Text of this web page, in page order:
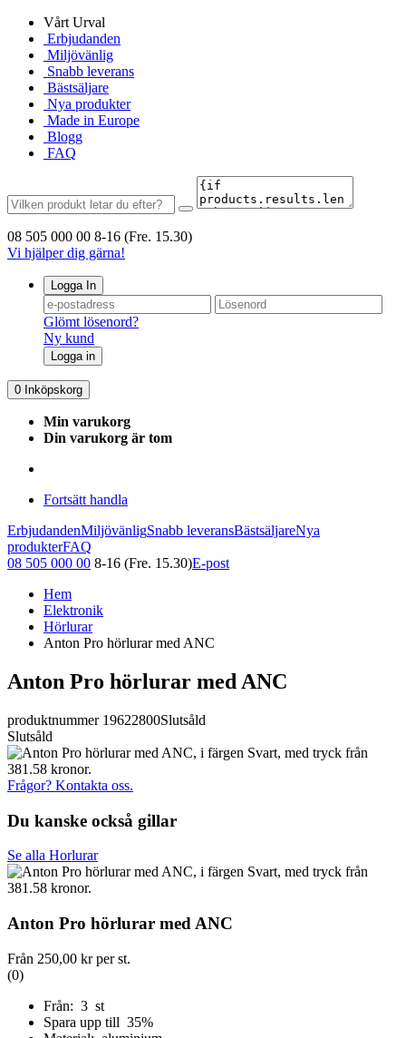
Vårt Urval
Erbjudanden
Miljövänlig
Snabb leverans
Bästsäljare
Nya produkter
Made in Europe
Blogg
FAQ
08 505 000 00 8-16 (Fre. 15.30)
Vi hjälper dig gärna!
Logga In
Glömt lösenord?
Ny kund
Logga in
0 Inköpskorg
Min varukorg
Din varukorg är tom
Fortsätt handla
ErbjudandenMiljövänligSnabb leveransBästsäljareNya
produkterFAQ
08 505 000 00 8-16 (Fre. 15.30)E-post
Hem
Elektronik
Hörlurar
Anton Pro hörlurar med ANC
Anton Pro hörlurar med ANC
produktnummer 19622800Slutsåld
Slutsåld
Frågor? Kontakta oss.
Du kanske också gillar
Se alla Horlurar
Anton Pro hörlurar med ANC
Från 250,00 krper st.
(0)
Från: 3 st
Spara upp till 35%